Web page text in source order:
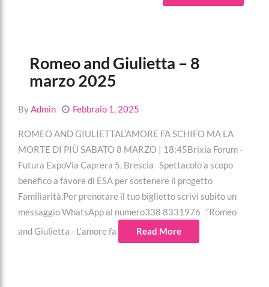
Romeo and Giulietta – 8
marzo 2025
ByAdmin Febbraio 1, 2025
ROMEO AND GIULIETTAL’AMORE FA SCHIFO MA LA
MORTE DI PIÙ SABATO 8 MARZO | 18:45Brixia Forum -
Futura ExpoVia Caprera 5, Brescia Spettacolo a scopo
benefico a favore di ESA per sostenere il progetto
Familiarità.Per prenotare il tuo biglietto scrivi subito un
messaggio WhatsApp al numero338 8331976 “Romeo
and Giulietta - L’amore fa
Read More